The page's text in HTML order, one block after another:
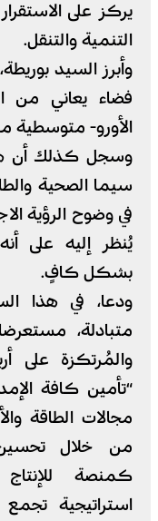
يركز على
التنمية والتنقل.
وأبرز السيد
فضاء يعاني من
الأورو- متوسطية
وسجل كذلك أن
سيما الصحية
في وضوح الرؤية
يُنظر إليه على
بشكل كافٍ.
ودعا، في هذا
متبادلة،
والمُرتكزة على
“تأمين كافة
مجالات الطاقة
من خلال تحسين
كمنصة
استراتيجية